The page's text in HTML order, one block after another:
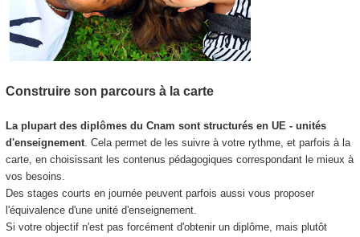
Construire son parcours à la carte
La plupart des diplômes du Cnam sont structurés en UE - unités
d'enseignement. Cela permet de les suivre à votre rythme, et parfois à la
carte, en choisissant les contenus pédagogiques correspondant le mieux à
vos besoins.
Des stages courts en journée peuvent parfois aussi vous proposer
l'équivalence d'une unité d'enseignement.
Si votre objectif n'est pas forcément d'obtenir un diplôme, mais plutôt